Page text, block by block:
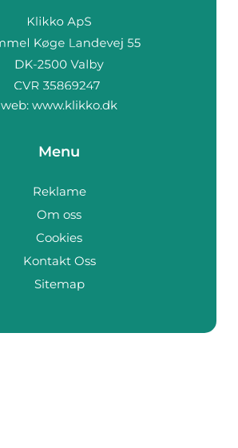
web: www.klikko.dk
Menu
Reklame
Om oss
Cookies
Kontakt Oss
Sitemap